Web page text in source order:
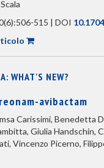
515 | DOI
WHAT'S NEW?
avibactam
Carissimi, Benedetta
Giulia Handschin,
Vincenzo Picerno,